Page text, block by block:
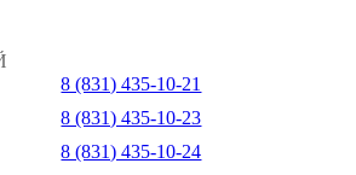
8 (831) 435-10-21
8 (831) 435-10-23
8 (831) 435-10-24